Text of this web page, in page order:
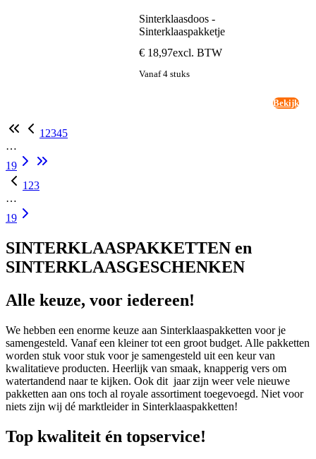
Sinterklaasdoos -
Sinterklaaspakketje
€ 18,97excl. BTW
Vanaf 4 stuks
Bekijk
1 2345
…
19
1 23
…
19
SINTERKLAASPAKKETTEN en
SINTERKLAASGESCHENKEN
Alle keuze, voor iedereen!
We hebben een enorme keuze aan Sinterklaaspakketten voor je
samengesteld. Vanaf een kleiner tot een groot budget. Alle pakketten
worden stuk voor stuk voor je samengesteld uit een keur van
kwalitatieve producten. Heerlijk van smaak, knapperig vers om
watertandend naar te kijken. Ook dit jaar zijn weer vele nieuwe
pakketten aan ons toch al royale assortiment toegevoegd. Niet voor
niets zijn wij dé marktleider in Sinterklaaspakketten!
Top kwaliteit én topservice!